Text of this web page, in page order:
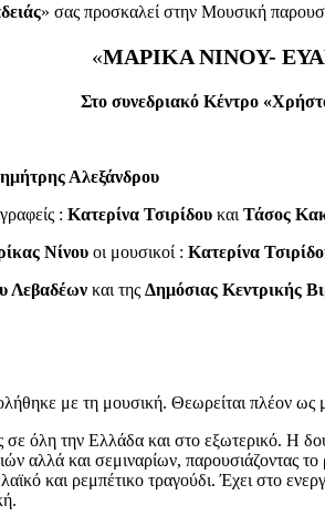
» σας προσκαλεί στην Μουσική
«ΜΑΡΙΚΑ ΝΙΝΟΥ-
Στο συνεδριακό Κέντρο
Αλεξάνδρου
: Κατερίνα Τσιρίδου και Τάσος
Νίνου οι μουσικοί : Κατερίνα
Λεβαδέων και της Δημόσιας Κεντρικής
με τη μουσική. Θεωρείται πλέον ως
όλη την Ελλάδα και στο εξωτερικό. Η
αλλά και σεμιναρίων,
και ρεμπέτικο τραγούδι. Έχει στο